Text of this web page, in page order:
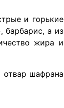
и горькие
барбарис, а из
жира и
шафрана